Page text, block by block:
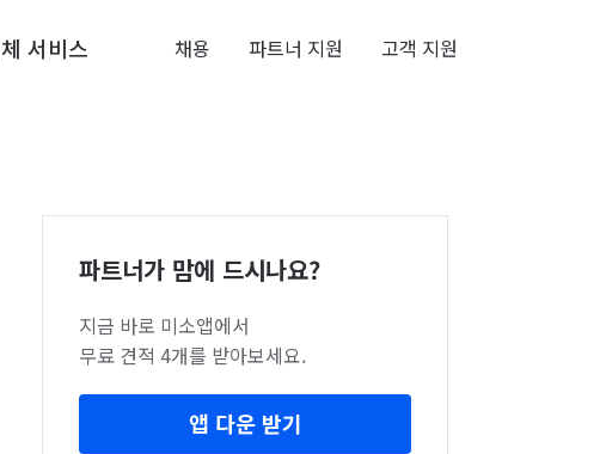
서비스 채용 파트너 지원 고객 지원
파트너가 맘에 드시나요?
지금 바로 미소앱에서
무료 견적 4개를 받아보세요.
앱 다운 받기